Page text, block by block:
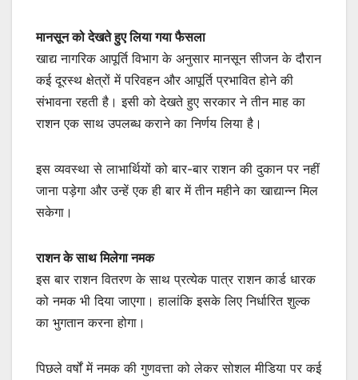
मानसून को देखते हुए लिया गया फैसला
खाद्य नागरिक आपूर्ति विभाग के अनुसार मानसून सीजन के दौरान
कई दूरस्थ क्षेत्रों में परिवहन और आपूर्ति प्रभावित होने की
संभावना रहती है। इसी को देखते हुए सरकार ने तीन माह का
राशन एक साथ उपलब्ध कराने का निर्णय लिया है।
इस व्यवस्था से लाभार्थियों को बार-बार राशन की दुकान पर नहीं
जाना पड़ेगा और उन्हें एक ही बार में तीन महीने का खाद्यान्न मिल
सकेगा।
राशन के साथ मिलेगा नमक
इस बार राशन वितरण के साथ प्रत्येक पात्र राशन कार्ड धारक
को नमक भी दिया जाएगा। हालांकि इसके लिए निर्धारित शुल्क
का भुगतान करना होगा।
पिछले वर्षों में नमक की गुणवत्ता को लेकर सोशल मीडिया पर कई